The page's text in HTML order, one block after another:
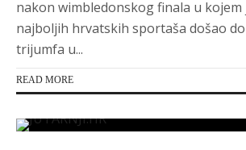
nakon wimbledonskog finala u kojem
najboljih hrvatskih sportaša došao
trijumfa u...
READ MORE